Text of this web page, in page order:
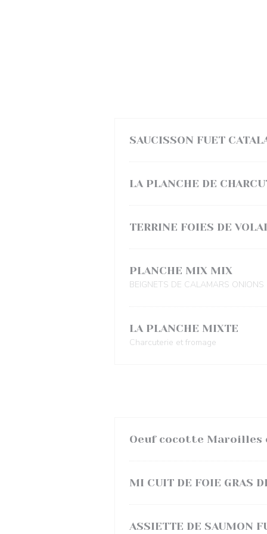
SAUCISSON FUET
LA PLANCHE DE
TERRINE FOIES DE
PLANCHE MIX MIX
BEIGNETS DE CALAMARS
LA PLANCHE MIXTE
Charcuterie et fromage
Oeuf cocotte
MI CUIT DE FOIE GRAS
ASSIETTE DE SAUMON